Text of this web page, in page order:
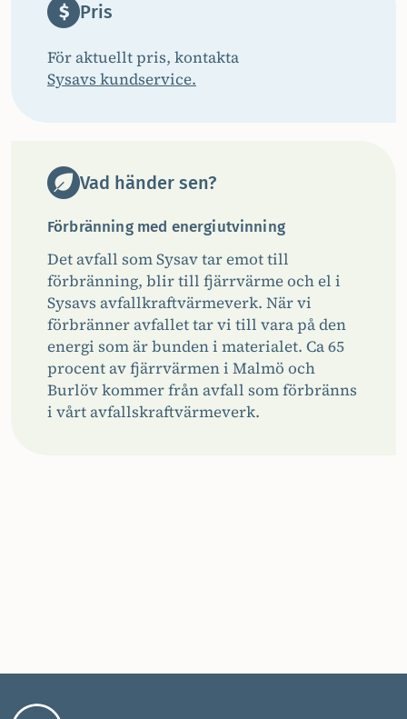
Pris
För aktuellt pris, kontakta
Sysavs kundservice.
Vad händer sen?
Förbränning med energiutvinning
Det avfall som Sysav tar emot till
förbränning, blir till fjärrvärme och el i
Sysavs avfallkraftvärmeverk. När vi
förbränner avfallet tar vi till vara på den
energi som är bunden i materialet. Ca 65
procent av fjärrvärmen i Malmö och
Burlöv kommer från avfall som förbränns
i vårt avfallskraftvärmeverk.